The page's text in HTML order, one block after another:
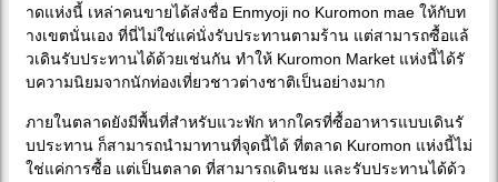
าดแห่งนี้ เหล่าคนขายได้ส่งชื่อ Enmyoji no Kuromon mae ให้กับท
างเขตนั่นเอง ที่นี่ไม่ใช่แค่นั่งรับประทานตามร้าน แต่สามารถซื้อแล้
วเดินรับประทานได้ด้วยเช่นกัน ทำให้ Kuromon Market แห่งนี้ได้รั
บความนิยมจากนักท่องเที่ยวชาวต่างชาติเป็นอย่างมาก
ภายในตลาดยังมีพื้นที่สำหรับแวะพัก หากใครที่ซื้ออาหารแบบเดินรั
บประทาน ก็สามารถนำมาทานที่จุดนี้ได้ ที่ตลาด Kuromon แห่งนี้ไม่
ใช่แค่การซื้อ แต่เป็นตลาด ที่สามารถเดินชม และรับประทานได้ด้ว